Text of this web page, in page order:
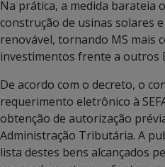
Na prática, a medida barateia
construção de usinas solares
renovável, tornando MS mais
investimentos frente a outros
De acordo com o decreto, o
requerimento eletrônico à
obtenção de autorização
Administração Tributária. A
lista destes bens alcançados